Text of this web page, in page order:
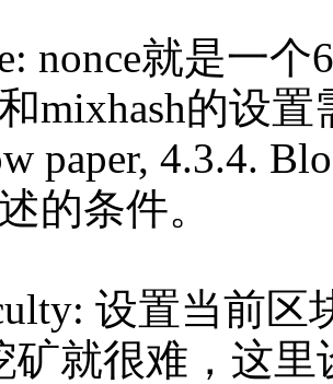
nonce就是一
mixhash的设
paper, 4.3.4.
的条件。
设置当前区
矿就很难，这